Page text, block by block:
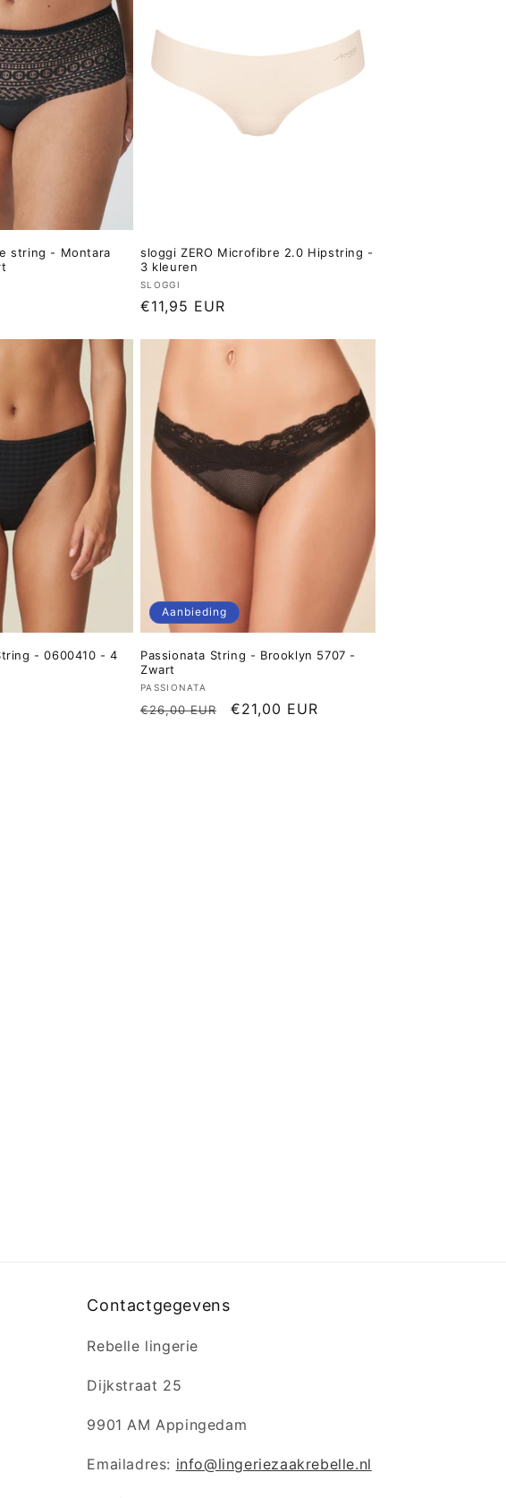
string - Montara
sloggi ZERO Microfibre 2.0 Hipstring -
3 kleuren
Verkoper:
SLOGGI
Normale
€11,95 EUR
- 0600410 - 4
Aanbieding
Passionata String - Brooklyn 5707 -
Zwart
Verkoper:
PASSIONATA
Normale
€26,00 EUR Aanbiedingsprijs
€21,00 EUR
Contactgegevens
Rebelle lingerie
Dijkstraat 25
9901 AM Appingedam
Emailadres: info@lingeriezaakrebelle.nl